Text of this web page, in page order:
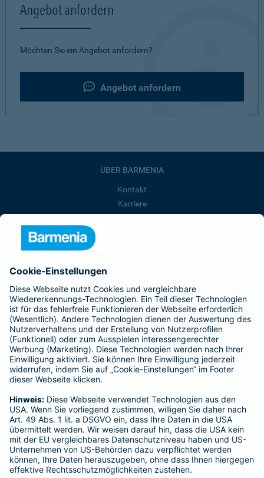
Angebot anfordern
Möchten Sie ein Angebot anfordern?
Angebot anfordern
ÜBER BARMENIA
Kontakt
Karriere
Presse
Barmenia ist Teil der BarmeniaGothaer
BELIEBTE SEITEN
Kranken-Zusatzversicherung
Tierversicherungen
Haftpflichtversicherung
Hausratversicherung
Adresse ändern
Schaden melden
Kilometerstandsmeldung
Serviceübersicht